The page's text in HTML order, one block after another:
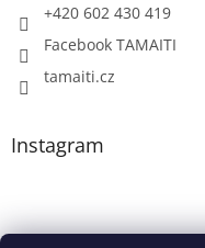
+420 602 430 419
Facebook TAMAITI
tamaiti.cz
Instagram